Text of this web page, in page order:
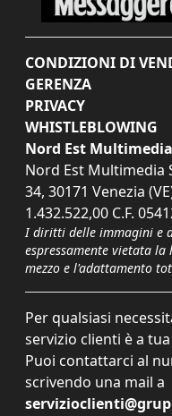
CONDIZIONI DI
GERENZA
PRIVACY
WHISTLEBLOWING
Nord Est
Nord Est Multimedia
34, 30171 Venezia
1.432.522,00 C.F.
I diritti delle immagini e
espressamente vietata
mezzo e l'adattamento
Per qualsiasi
servizio clienti è a
Puoi contattarci al
scrivendo una mail a